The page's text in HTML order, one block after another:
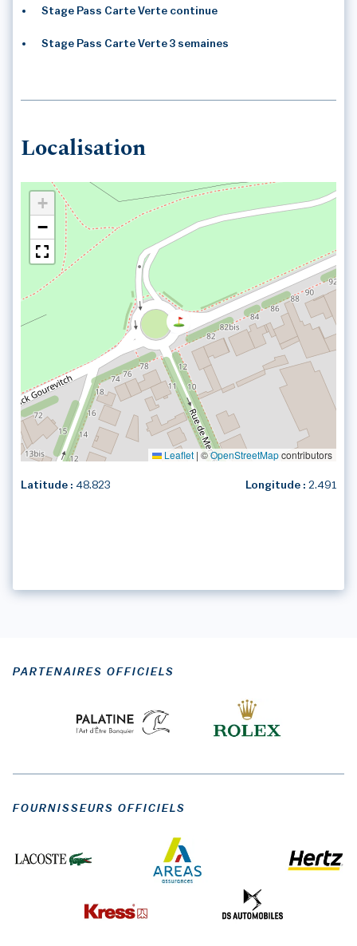
Stage Pass Carte Verte continue
Stage Pass Carte Verte 3 semaines
Localisation
+
−
Leaflet | ©OpenStreetMapcontributors
Latitude : 48.823 Longitude : 2.491
PARTENAIRES OFFICIELS
FOURNISSEURS OFFICIELS